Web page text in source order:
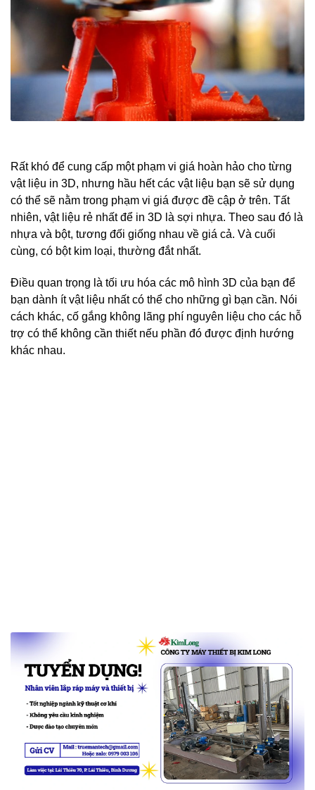
Rất khó để cung cấp một phạm vi giá hoàn hảo cho từng
vật liệu in 3D, nhưng hầu hết các vật liệu bạn sẽ sử dụng
có thể sẽ nằm trong phạm vi giá được đề cập ở trên. Tất
nhiên, vật liệu rẻ nhất để in 3D là sợi nhựa. Theo sau đó là
nhựa và bột, tương đối giống nhau về giá cả. Và cuối
cùng, có bột kim loại, thường đắt nhất.
Điều quan trọng là tối ưu hóa các mô hình 3D của bạn để
bạn dành ít vật liệu nhất có thể cho những gì bạn cần. Nói
cách khác, cố gắng không lãng phí nguyên liệu cho các hỗ
trợ có thể không cần thiết nếu phần đó được định hướng
khác nhau.